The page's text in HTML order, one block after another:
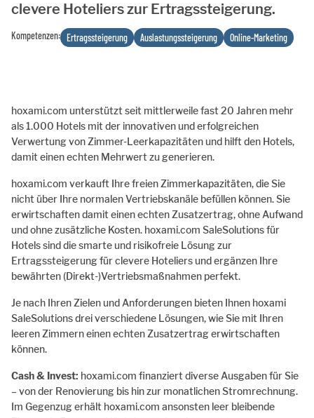
clevere Hoteliers zur Ertragssteigerung.
Kompetenzen: Ertragssteigerung Auslastungssteigerung Online-Marketing
hoxami.com unterstützt seit mittlerweile fast 20 Jahren mehr
als 1.000 Hotels mit der innovativen und erfolgreichen
Verwertung von Zimmer-Leerkapazitäten und hilft den Hotels,
damit einen echten Mehrwert zu generieren.
hoxami.com verkauft Ihre freien Zimmerkapazitäten, die Sie
nicht über Ihre normalen Vertriebskanäle befüllen können. Sie
erwirtschaften damit einen echten Zusatzertrag, ohne Aufwand
und ohne zusätzliche Kosten. hoxami.com SaleSolutions für
Hotels sind die smarte und risikofreie Lösung zur
Ertragssteigerung für clevere Hoteliers und ergänzen Ihre
bewährten (Direkt-)Vertriebsmaßnahmen perfekt.
Je nach Ihren Zielen und Anforderungen bieten Ihnen hoxami
SaleSolutions drei verschiedene Lösungen, wie Sie mit Ihren
leeren Zimmern einen echten Zusatzertrag erwirtschaften
können.
Cash & Invest: hoxami.com finanziert diverse Ausgaben für Sie
– von der Renovierung bis hin zur monatlichen Stromrechnung.
Im Gegenzug erhält hoxami.com ansonsten leer bleibende